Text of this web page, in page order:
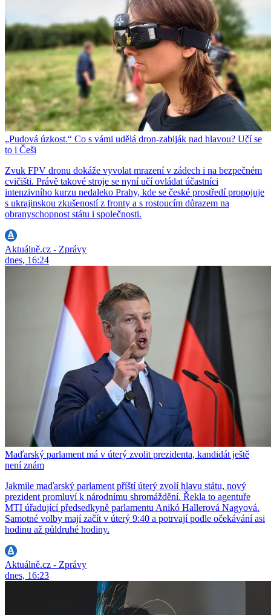
„Pudová úzkost.“ Co s vámi udělá dron-zabiják nad hlavou? Učí se
to i Češi
Zvuk FPV dronu dokáže vyvolat mrazení v zádech i na bezpečném
cvičišti. Právě takové stroje se nyní učí ovládat účastníci
intenzivního kurzu nedaleko Prahy, kde se české prostředí propojuje
s ukrajinskou zkušeností z fronty a s rostoucím důrazem na
obranyschopnost státu i společnosti.
Aktuálně.cz - Zprávy
dnes, 16:24
Maďarský parlament má v úterý zvolit prezidenta, kandidát ještě
není znám
Jakmile maďarský parlament příští úterý zvolí hlavu státu, nový
prezident promluví k národnímu shromáždění. Řekla to agentuře
MTI úřadující předsedkyně parlamentu Anikó Hallerová Nagyová.
Samotné volby mají začít v úterý 9:40 a potrvají podle očekávání asi
hodinu až půldruhé hodiny.
Aktuálně.cz - Zprávy
dnes, 16:23